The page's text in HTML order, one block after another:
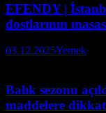
EFENDY |
dostlarının
03.12.2025Yemek
Balık sezonu
maddelere